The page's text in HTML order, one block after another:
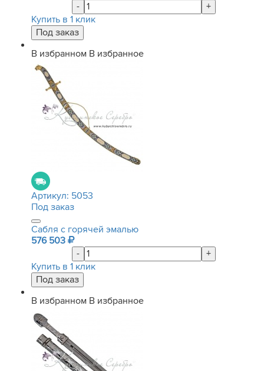
-
+
Купить в 1 клик
В избранном В избранное
Артикул: 5053
Под заказ
Сабля с горячей эмалью
576 503
-
+
Купить в 1 клик
В избранном В избранное